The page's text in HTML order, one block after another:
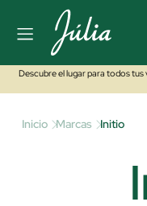
Descubre el lugar para todos
Inicio Marcas Initio